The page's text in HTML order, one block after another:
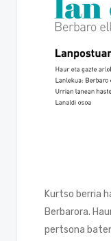
Kurtso berria
Berbarora.
pertsona